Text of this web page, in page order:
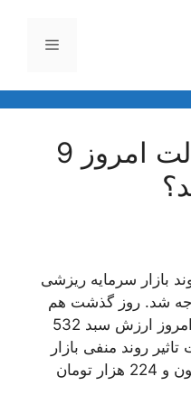
فهرست
ارزش سهام عدالت امروز 9
بازار سرمایه ریزشی
شد. روز گذشت هم
روند بازار به همین شکل بود. امروز ارزش سبد 532
روند منفی بازار
سهام قرار گرفت و به 12 میلیون و 224 هزار تومان